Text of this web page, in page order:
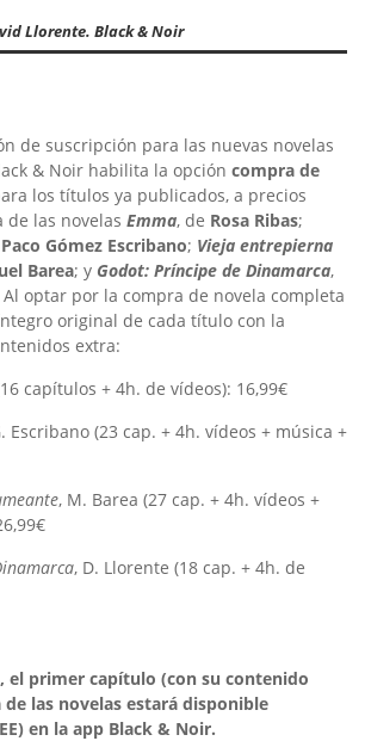
Llorente. Black & Noir
de suscripción para las nuevas novelas
& Noir habilita la opción compra de
los títulos ya publicados, a precios
de las novelas Emma, de Rosa Ribas;
Paco Gómez Escribano; Vieja entrepierna
Barea; y Godot: Príncipe de Dinamarca,
Al optar por la compra de novela completa
original de cada título con la
extra:
capítulos + 4h. de vídeos): 16,99€
Escribano (23 cap. + 4h. vídeos + música +
, M. Barea (27 cap. + 4h. vídeos +
, D. Llorente (18 cap. + 4h. de
el primer capítulo (con su contenido
las novelas estará disponible
en la app Black & Noir.